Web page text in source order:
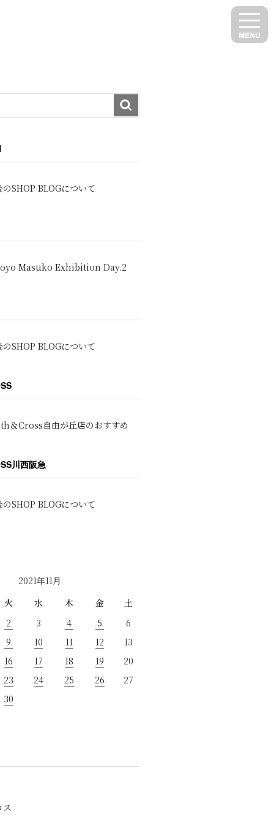
のSHOP BLOGについて
Masuko Exhibition Day.2
のSHOP BLOGについて
＆Cross自由が丘店のおすすめ
川西阪急
のSHOP BLOGについて
2021年11月
火 水 木 金
土
2 3 4 5
6
9 10 11 12
13
16 17 18 19
20
23 24 25 26
27
30
ス